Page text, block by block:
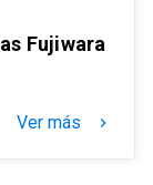
Fujiwara
Ver más keyboard_arrow_right